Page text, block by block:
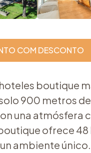
COM DESCONTO
boutique
900 metros
una atmósfera
ofrece
ambiente único.